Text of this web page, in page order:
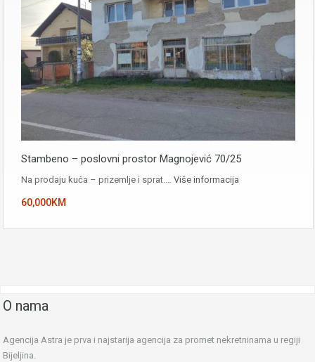
Stambeno – poslovni prostor Magnojević 70/25
Na prodaju kuća – prizemlje i sprat.… Više informacija
60,000KM
O nama
Agencija Astra je prva i najstarija agencija za promet nekretninama u regiji
Bijeljina.